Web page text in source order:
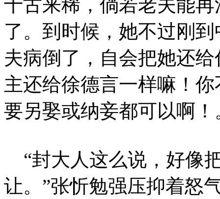
十古来稀，倘若老夫能
了。到时候，她不过刚
夫病倒了，自会把她还
主还给徐德言一样嘛！
要另娶或纳妾都可以啊！
“封大人这么说，好像
让。”张忻勉强压抑着怒